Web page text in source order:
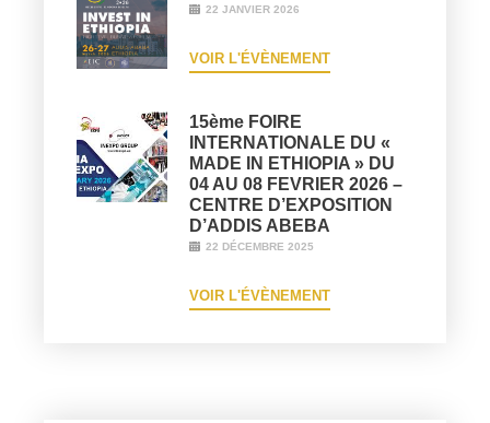
22 JANVIER 2026
VOIR L'ÉVÈNEMENT
15ème FOIRE
INTERNATIONALE DU «
MADE IN ETHIOPIA » DU
04 AU 08 FEVRIER 2026 –
CENTRE D’EXPOSITION
D’ADDIS ABEBA
22 DÉCEMBRE 2025
VOIR L'ÉVÈNEMENT